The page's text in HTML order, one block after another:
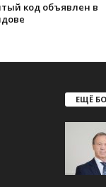
код объявлен в
ЕЩЁ